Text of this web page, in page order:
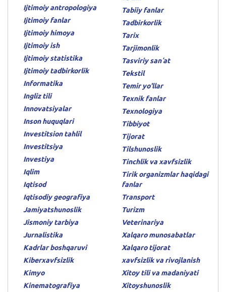
Ijtimoiy antropologiya
Ijtimoiy fanlar
Ijtimoiy himoya
Ijtimoiy ish
Ijtimoiy statistika
Ijtimoiy tadbirkorlik
Informatika
Ingliz tili
Innovatsiyalar
Inson huquqlari
Investitsion tahlil
Investitsiya
Investiya
Iqlim
Iqtisod
Iqtisodiy geografiya
Jamiyatshunoslik
Jismoniy tarbiya
Jurnalistika
Kadrlar boshqaruvi
Kiberxavfsizlik
Kimyo
Kinematografiya
Tabiiy fanlar
Tadbirkorlik
Tarix
Tarjimonlik
Tasviriy sanʼat
Tekstil
Temir yo'llar
Texnik fanlar
Texnologiya
Tibbiyot
Tijorat
Tilshunoslik
Tinchlik va xavfsizlik
Tirik organizmlar haqidagi
fanlar
Transport
Turizm
Veterinariya
Xalqaro munosabatlar
Xalqaro tijorat
xavfsizlik va rivojlanish
Xitoy tili va madaniyati
Xitoyshunoslik